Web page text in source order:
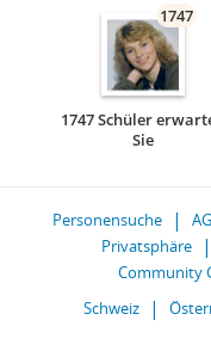
1747
1747 Schüler
Sie
Personensuche
Privatsphäre
Community
Schweiz